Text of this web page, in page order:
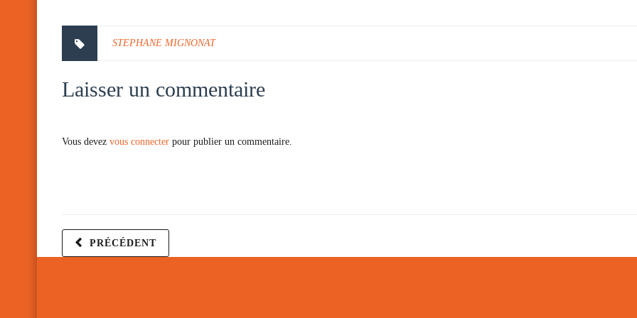
STEPHANE MIGNONAT
Laisser un commentaire
Vous devez vous connecter pour publier un commentaire.
PRÉCÉDENT